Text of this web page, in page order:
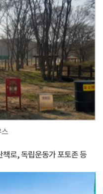
로, 독립운동가 포토존 등